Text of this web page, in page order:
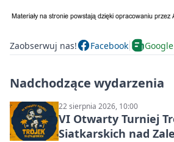
Zaobserwuj nas! Facebook
Nadchodzące wydarzenia
22 sierpnia 2026, 10:00
VI Otwarty Turniej
Siatkarskich nad